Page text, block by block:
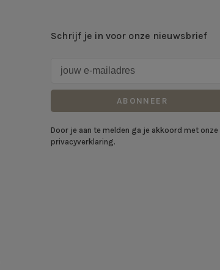
Schrijf je in voor onze nieuwsbrief
ABONNEER
Door je aan te melden ga je akkoord met onze
privacyverklaring.